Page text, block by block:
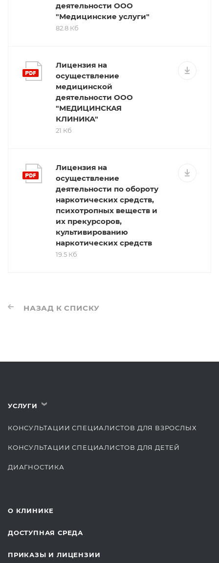
деятельности ООО
"Медицинские услуги"
82.8 Кб
Лицензия на
осуществление
медицинской
деятельности ООО
"МЕДИЦИНСКАЯ
КЛИНИКА"
21 Кб
Лицензия на
осуществление
деятельности по обороту
наркотических средств,
психотропных веществ и
их прекурсоров,
культивированию
наркотических средств
19.5 Кб
НАЗАД К СПИСКУ
УСЛУГИ ›
КОНСУЛЬТАЦИИ СПЕЦИАЛИСТОВ ДЛЯ ВЗРОСЛЫХ
КОНСУЛЬТАЦИИ СПЕЦИАЛИСТОВ ДЛЯ ДЕТЕЙ
ДИАГНОСТИКА
О КЛИНИКЕ
ДОСТУПНАЯ СРЕДА
ПРИКАЗЫ И ЛИЦЕНЗИИ